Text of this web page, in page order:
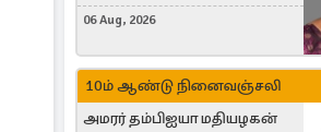
கிழக்கு
06 Aug, 2026
10ம் ஆண்டு நினைவஞ்சலி
அமரர் தம்பிஐயா மதியழகன்